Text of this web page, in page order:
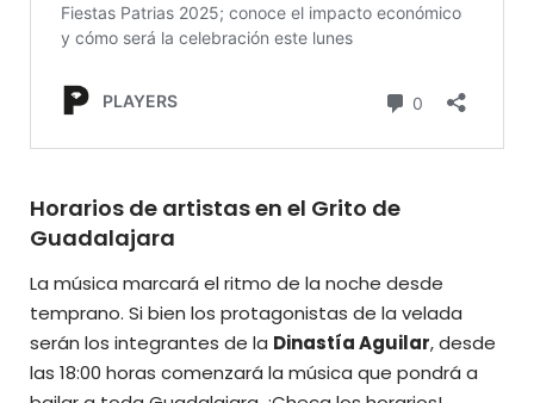
Horarios de artistas en el Grito de
Guadalajara
La música marcará el ritmo de la noche desde
temprano. Si bien los protagonistas de la velada
serán los integrantes de la Dinastía Aguilar, desde
las 18:00 horas comenzará la música que pondrá a